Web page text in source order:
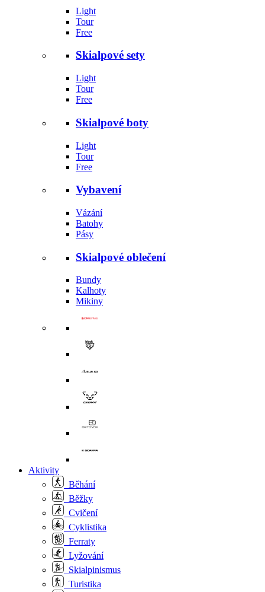
Light
Tour
Free
Skialpové sety
Light
Tour
Free
Skialpové boty
Light
Tour
Free
Vybavení
Vázání
Batohy
Pásy
Skialpové oblečení
Bundy
Kalhoty
Mikiny
Aktivity
Běhání
Běžky
Cvičení
Cyklistika
Ferraty
Lyžování
Skialpinismus
Turistika